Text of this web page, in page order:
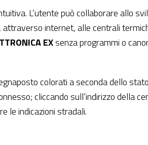
L’utente può collaborare allo
attraverso internet, alle centrali
EXsenza programmi o
colorati a seconda dello
cliccando sull’indirizzo della
le indicazioni stradali.